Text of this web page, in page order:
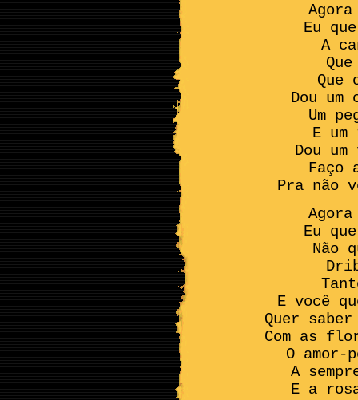
Eu
A
Que
Dou
Um
E
Dou
Faço
Pra não
Eu
Não
E você
Quer
Com as
O
A
E a